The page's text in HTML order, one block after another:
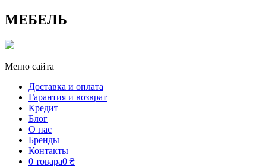
МЕБЕЛЬ
Меню сайта
Доставка и оплата
Гарантия и возврат
Кредит
Блог
О нас
Бренды
Контакты
0 товара0 ₴